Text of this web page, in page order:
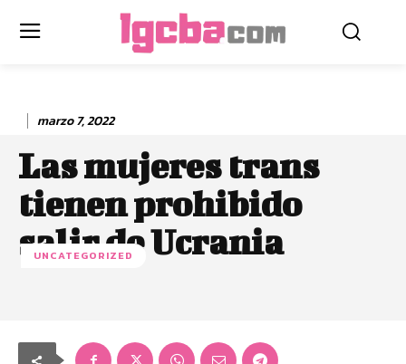
marzo 7, 2022
Las mujeres trans
tienen prohibido
salir de Ucrania
UNCATEGORIZED